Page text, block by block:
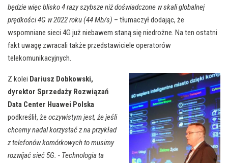
będzie więc blisko 4 razy szybsze niż doświadczone w skali globalnej
prędkości 4G w 2022 roku (44 Mb/s) – tłumaczył dodając, że
wspomniane sieci 4G już niebawem staną się niedrożne. Na ten ostatni
fakt uwagę zwracali także przedstawiciele operatorów
telekomunikacyjnych.
Z kolei Dariusz Dobkowski,
dyrektor Sprzedaży Rozwiązań
Data Center Huawei Polska
podkreślił, że oczywistym jest, że jeśli
chcemy nadal korzystać z na przykład
z telefonów komórkowych to musimy
rozwijać sieć 5G. - Technologia ta